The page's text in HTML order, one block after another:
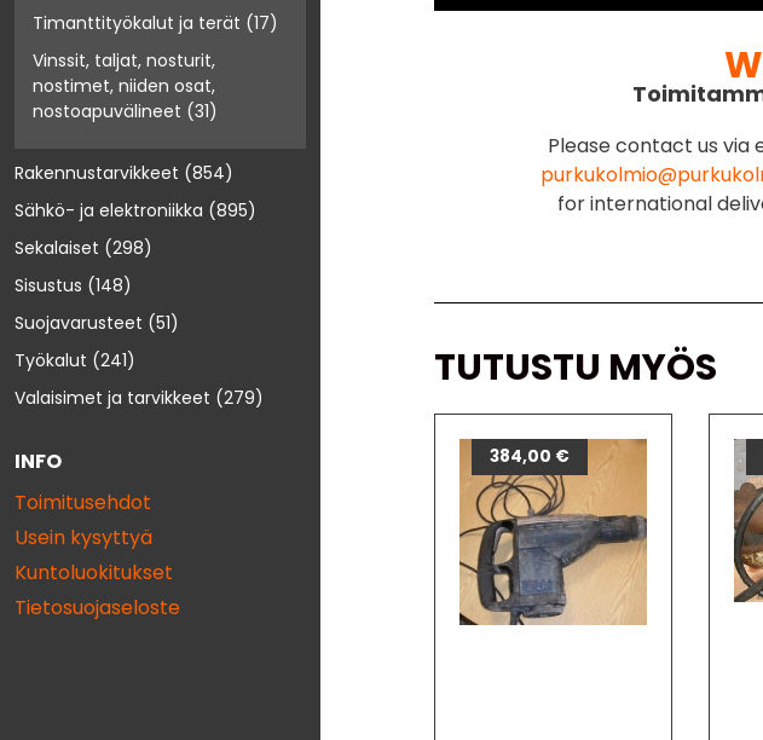
Timanttityökalut ja terät (17)
Vinssit, taljat, nosturit,
nostimet, niiden osat,
nostoapuvälineet (31)
Rakennustarvikkeet (854)
Sähkö- ja elektroniikka (895)
Sekalaiset (298)
Sisustus (148)
Suojavarusteet (51)
Työkalut (241)
Valaisimet ja tarvikkeet (279)
INFO
Toimitusehdot
Usein kysyttyä
Kuntoluokitukset
Tietosuojaseloste
Please contact us via
for international
TUTUSTU MYÖS
384,00 €